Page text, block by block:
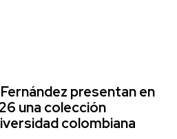
presentan en
una colección
colombiana